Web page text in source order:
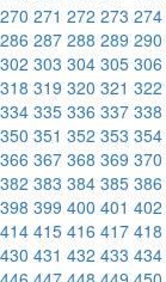
270 271 272 273 274
286 287 288 289 290
302 303 304 305 306
318 319 320 321 322
334 335 336 337 338
350 351 352 353 354
366 367 368 369 370
382 383 384 385 386
398 399 400 401 402
414 415 416 417 418
430 431 432 433 434